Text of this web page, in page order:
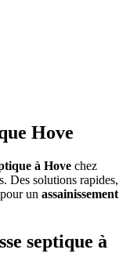
Hove
à Hove chez
Des solutions rapides,
un assainissement
septique à